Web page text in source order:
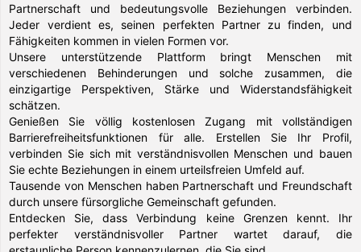
Partnerschaft und bedeutungsvolle Beziehungen verbinden.
Jeder verdient es, seinen perfekten Partner zu finden, und
Fähigkeiten kommen in vielen Formen vor.
Unsere unterstützende Plattform bringt Menschen mit
verschiedenen Behinderungen und solche zusammen, die
einzigartige Perspektiven, Stärke und Widerstandsfähigkeit
schätzen.
Genießen Sie völlig kostenlosen Zugang mit vollständigen
Barrierefreiheitsfunktionen für alle. Erstellen Sie Ihr Profil,
verbinden Sie sich mit verständnisvollen Menschen und bauen
Sie echte Beziehungen in einem urteilsfreien Umfeld auf.
Tausende von Menschen haben Partnerschaft und Freundschaft
durch unsere fürsorgliche Gemeinschaft gefunden.
Entdecken Sie, dass Verbindung keine Grenzen kennt. Ihr
perfekter verständnisvoller Partner wartet darauf, die